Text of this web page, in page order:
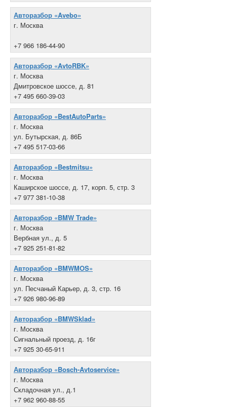
Авторазбор «Avebo»
г. Москва
+7 966 186-44-90
Авторазбор «AvtoRBK»
г. Москва
Дмитровское шоссе, д. 81
+7 495 660-39-03
Авторазбор «BestAutoParts»
г. Москва
ул. Бутырская, д. 86Б
+7 495 517-03-66
Авторазбор «Bestmitsu»
г. Москва
Каширское шоссе, д. 17, корп. 5, стр. 3
+7 977 381-10-38
Авторазбор «BMW Trade»
г. Москва
Вербная ул., д. 5
+7 925 251-81-82
Авторазбор «BMWMOS»
г. Москва
ул. Песчаный Карьер, д. 3, стр. 16
+7 926 980-96-89
Авторазбор «BMWSklad»
г. Москва
Сигнальный проезд, д. 16г
+7 925 30-65-911
Авторазбор «Bosch-Avtoservice»
г. Москва
Складочная ул., д.1
+7 962 960-88-55